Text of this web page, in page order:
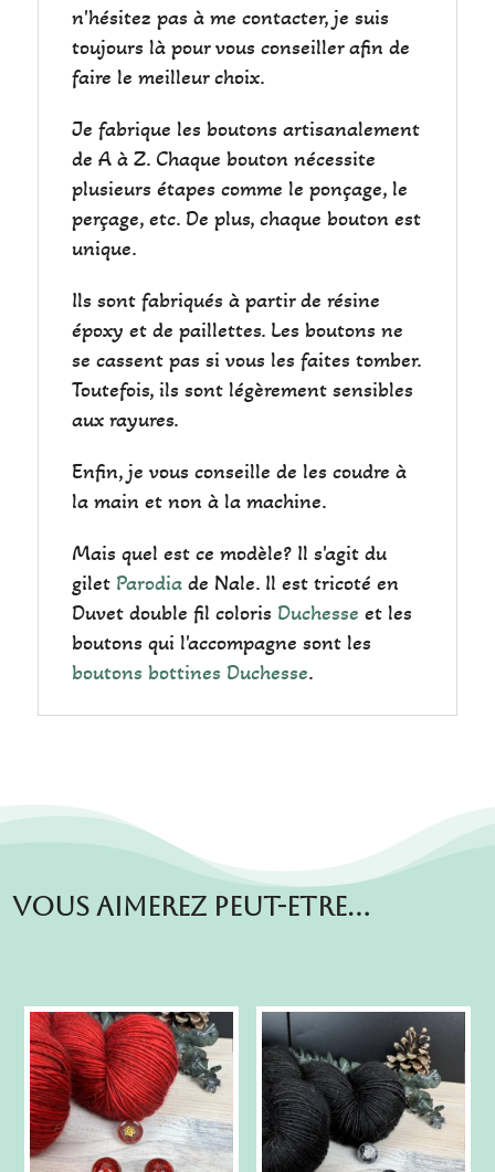
n'hésitez pas à me contacter, je suis
toujours là pour vous conseiller afin de
faire le meilleur choix.
Je fabrique les boutons artisanalement
de A à Z. Chaque bouton nécessite
plusieurs étapes comme le ponçage, le
perçage, etc. De plus, chaque bouton est
unique.
Ils sont fabriqués à partir de résine
époxy et de paillettes. Les boutons ne
se cassent pas si vous les faites tomber.
Toutefois, ils sont légèrement sensibles
aux rayures.
Enfin, je vous conseille de les coudre à
la main et non à la machine.
Mais quel est ce modèle? Il s'agit du
gilet Parodiade Nale. Il est tricoté en
Duvet double fil coloris Duchesse et les
boutons qui l'accompagne sont les
boutons bottines Duchesse.
Vous aimerez peut-etre…